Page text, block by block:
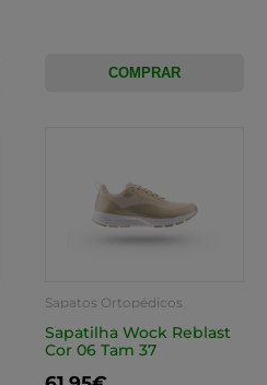
COMPRAR
Sapatos Ortopédicos
Sapatilha Wock Reblast
Cor 06 Tam 37